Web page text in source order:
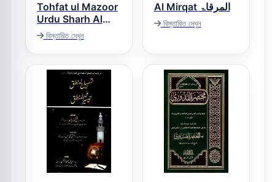
Tohfat ul Mazoor
Urdu Sharh Al
Mirqat تحفۃ
المنظور اردو شرح
مرقات
বিস্তারিত দেখুন
Al Mirqat المرقاۃ
বিস্তারিত দেখুন